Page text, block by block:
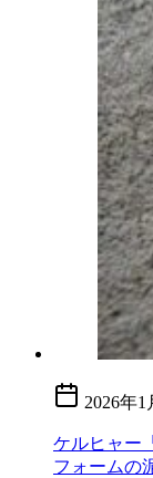
2026年1
ケルヒャー
フォームの